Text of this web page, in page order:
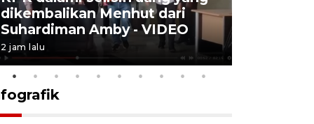
dikembalikan Menhut dari
Suhardiman Amby - VIDEO
2 jam lalu